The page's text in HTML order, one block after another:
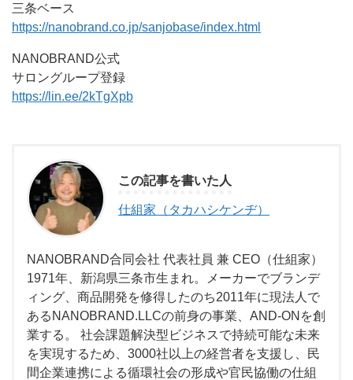
三条ベース
https://nanobrand.co.jp/sanjobase/index.html
NANOBRAND公式
サロングループ登録
https://lin.ee/2kTgXpb
この記事を書いた人
仕組家（タカハシケンヂ）
NANOBRAND合同会社 代表社員 兼 CEO（仕組家）
1971年、新潟県三条市生まれ。メーカーでブランデ
ィング、商品開発を修得したのち2011年に現法人で
あるNANOBRAND.LLCの前身の事業、AND-ONを創
業する。 社会課題解決型ビジネスで持続可能な未来
を実現するため、3000社以上の経営者を支援し、民
間企業連携による循環社会の形成や官民協働の仕組